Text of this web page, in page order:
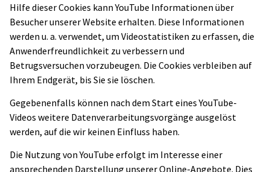
Hilfe dieser Cookies kann YouTube Informationen über
Besucher unserer Website erhalten. Diese Informationen
werden u. a. verwendet, um Videostatistiken zu erfassen, die
Anwenderfreundlichkeit zu verbessern und
Betrugsversuchen vorzubeugen. Die Cookies verbleiben auf
Ihrem Endgerät, bis Sie sie löschen.
Gegebenenfalls können nach dem Start eines YouTube-
Videos weitere Datenverarbeitungsvorgänge ausgelöst
werden, auf die wir keinen Einfluss haben.
Die Nutzung von YouTube erfolgt im Interesse einer
ansprechenden Darstellung unserer Online-Angebote. Dies